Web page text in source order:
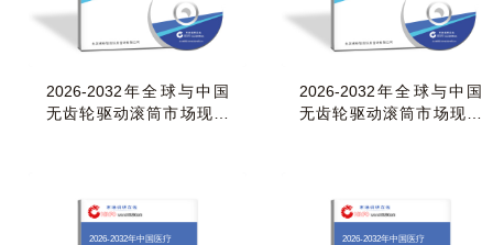
2026-2032年全球与中国
无齿轮驱动滚筒市场现状
2026-2032年全球与中国
无齿轮驱动滚筒市场现状
2026-2032年中国医疗
2026-2032年中国医疗